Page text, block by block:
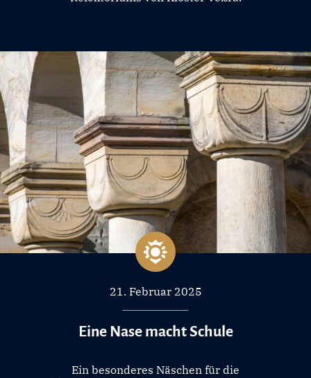
21. Februar 2025
Eine Nase macht Schule
Ein besonderes Näschen für die